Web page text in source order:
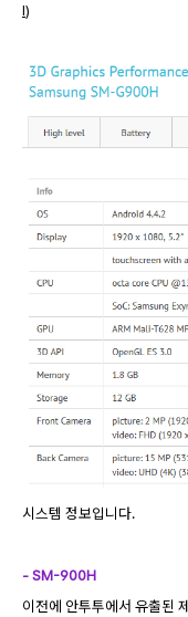
l)
시스템 정보입니다.
- SM-900H
이전에 안투투에서 유출된